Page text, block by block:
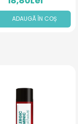
ADAUGÃ ÎN COȘ